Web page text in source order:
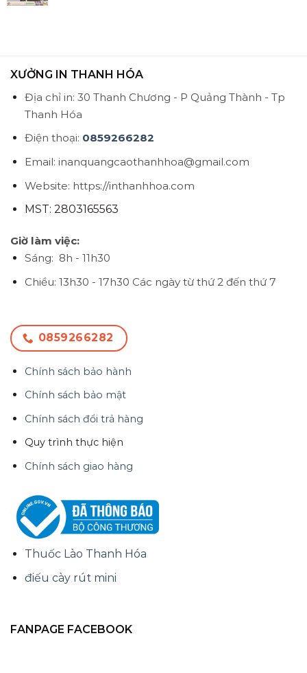
XƯỞNG IN THANH HÓA
Địa chỉ in: 30 Thanh Chương - P Quảng Thành - Tp
Thanh Hóa
Điện thoại: 0859266282
Email: inanquangcaothanhhoa@gmail.com
Website: https://inthanhhoa.com
MST: 2803165563
Giờ làm việc:
Sáng: 8h - 11h30
Chiều: 13h30 - 17h30 Các ngày từ thứ 2 đến thứ 7
0859266282
Chính sách bảo hành
Chính sách bảo mật
Chính sách đổi trả hàng
Quy trình thực hiện
Chính sách giao hàng
Thuốc Lào Thanh Hóa
điếu cày rút mini
FANPAGE FACEBOOK